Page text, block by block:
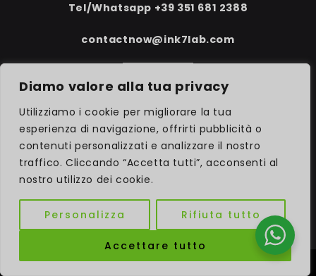
Diamo valore alla tua privacy
Utilizziamo i cookie per migliorare la tua
esperienza di navigazione, offrirti pubblicità o
contenuti personalizzati e analizzare il nostro
traffico. Cliccando “Accetta tutti”, acconsenti al
nostro utilizzo dei cookie.
Personalizza Rifiuta tutto
Accettare tutto
Tel/Whatsapp +39 351 681 2388
contactnow@ink7lab.com
SPAIN'S HUB
Tel/Whatsapp +34 676 900 000
david@ink7lab.com
SEGUICI!